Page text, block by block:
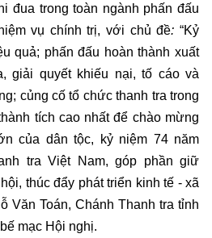
đua trong toàn ngành phấn đấu
vụ chính trị, với chủ đề:“Kỷ
quả; phấn đấu hoàn thành xuất
giải quyết khiếu nại, tố cáo và
củng cố tổ chức thanh tra trong
tích cao nhất để chào mừng
của dân tộc, kỷ niệm 74 năm
tra Việt Nam, góp phần giữ
thúc đẩy phát triển kinh tế - xã
Văn Toán, Chánh Thanh tra tỉnh
mạc Hội nghị.